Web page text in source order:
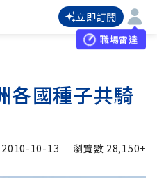
立即訂閱
職場雷達
各國種子共騎
2010-10-13 瀏覽數 28,150+